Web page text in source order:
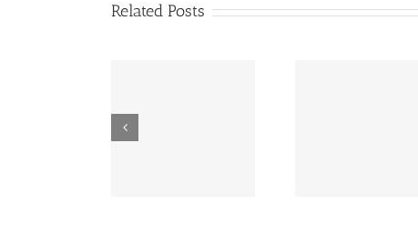
Related Posts